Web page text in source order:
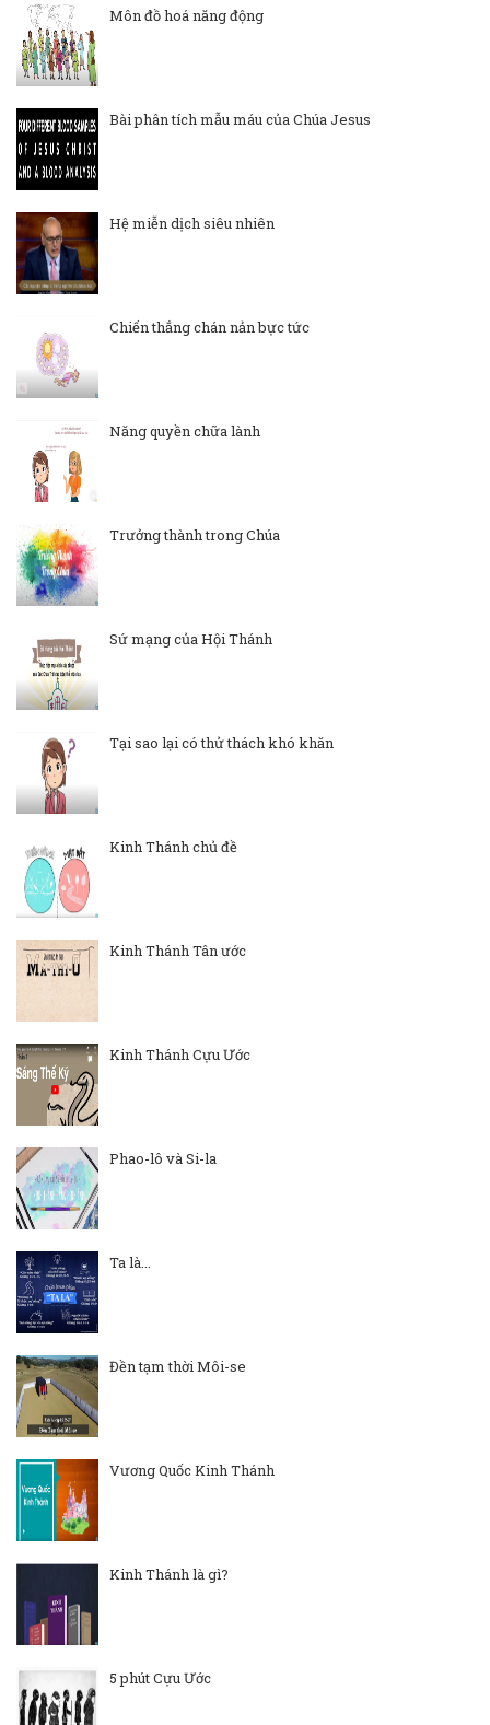
Môn đồ hoá năng động
Bài phân tích mẫu máu của Chúa Jesus
Hệ miễn dịch siêu nhiên
Chiến thắng chán nản bực tức
Năng quyền chữa lành
Trưởng thành trong Chúa
Sứ mạng của Hội Thánh
Tại sao lại có thử thách khó khăn
Kinh Thánh chủ đề
Kinh Thánh Tân ước
Kinh Thánh Cựu Ước
Phao-lô và Si-la
Ta là...
Đền tạm thời Môi-se
Vương Quốc Kinh Thánh
Kinh Thánh là gì?
5 phút Cựu Ước